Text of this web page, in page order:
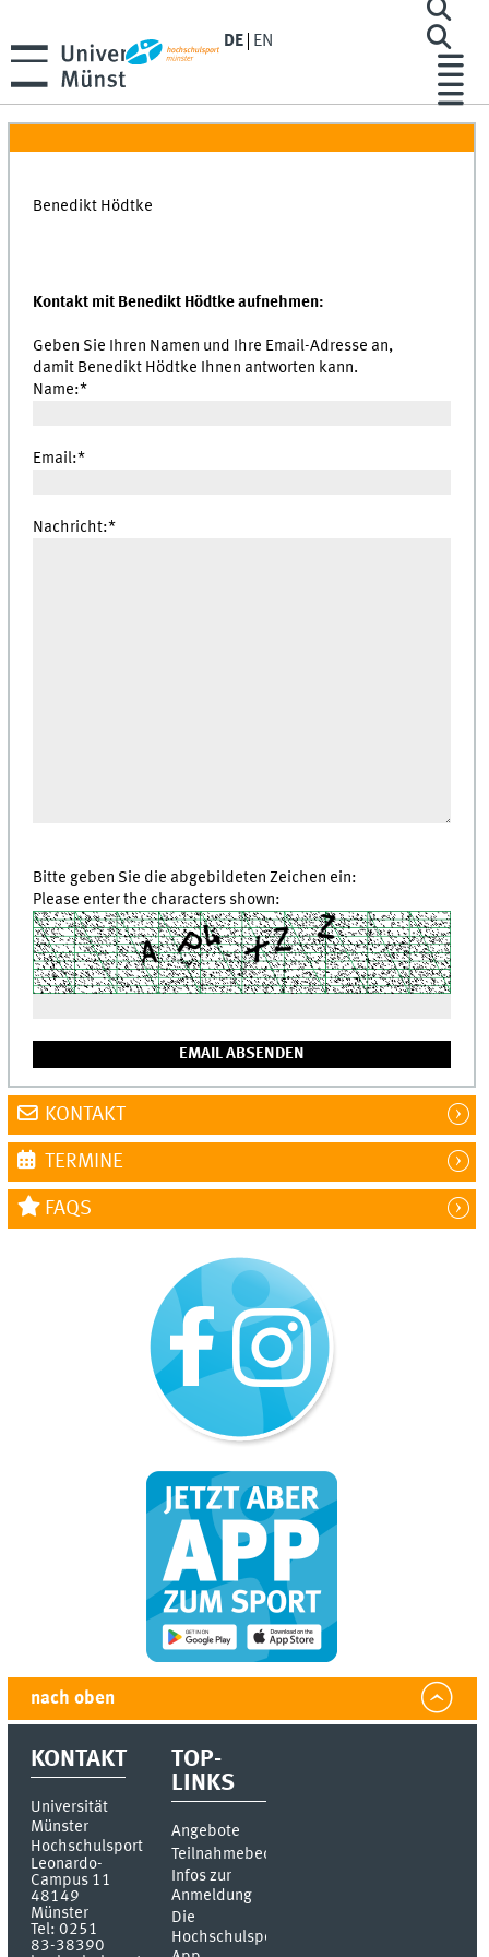
DE EN
Benedikt Hödtke
Kontakt mit Benedikt Hödtke aufnehmen:
Geben Sie Ihren Namen und Ihre Email-Adresse an,
damit Benedikt Hödtke Ihnen antworten kann.
Name:*
Email:*
Nachricht:*
Bitte geben Sie die abgebildeten Zeichen ein:
Please enter the characters shown:
KONTAKT
TERMINE
FAQS
nach oben
KONTAKT
Universität
Münster
Hochschulsport
Leonardo-
Campus 11
48149
Münster
Tel:0251
83-38390
TOP-
LINKS
Angebote
Teilnahmebedingungen
Infos zur
Anmeldung
Die
Hochschulsport-